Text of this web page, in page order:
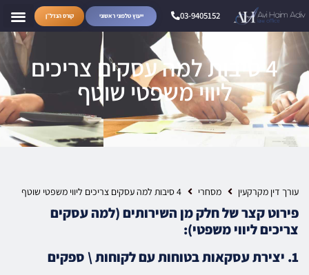
03-9405152 ייעוץ טלפוני ראשוני קורס הנדל״ן
4 סיבות למה עסקים צריכים
ליווי משפטי שוטף
עורך דין מקרקעין מסחרי 4 סיבות למה עסקים צריכים ליווי משפטי שוטף
פירוט קצר של חלק מן השירותים (למה עסקים
צריכים ליווי משפטי):
1. יצירת עסקאות בטוחות עם לקוחות \ ספקים